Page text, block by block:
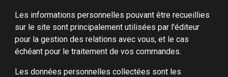
Les informations personnelles pouvant être recueillies
sur le site sont principalement utilisées par l'éditeur
pour la gestion des relations avec vous, et le cas
échéant pour le traitement de vos commandes.
Les données personnelles collectées sont les